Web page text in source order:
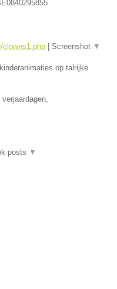
clowns1.php Screenshot ▼
op talrijke
posts ▼